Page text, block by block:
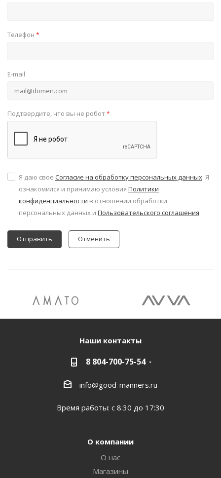
Телефон *
E-mail
Подтвердите, что вы не робот*
Я даю свое Согласие на обработку персональных данных. Я
ознакомился и принимаю условия Политики
конфиденциальности в отношении обработки
персональных данных и Пользовательского соглашения
Отменить
Наши контакты
8 804-700-75-54
info@good-manners.ru
Время работы: с 8:30 до 17:30
О компании
О нас
Магазины